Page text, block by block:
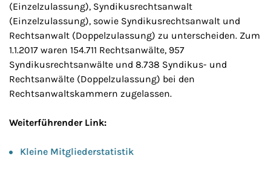
(Einzelzulassung), Syndikusrechtsanwalt
(Einzelzulassung), sowie Syndikusrechtsanwalt und
Rechtsanwalt (Doppelzulassung) zu unterscheiden. Zum
1.1.2017 waren 154.711 Rechtsanwälte, 957
Syndikusrechtsanwälte und 8.738 Syndikus- und
Rechtsanwälte (Doppelzulassung) bei den
Rechtsanwaltskammern zugelassen.
Weiterführender Link:
Kleine Mitgliederstatistik